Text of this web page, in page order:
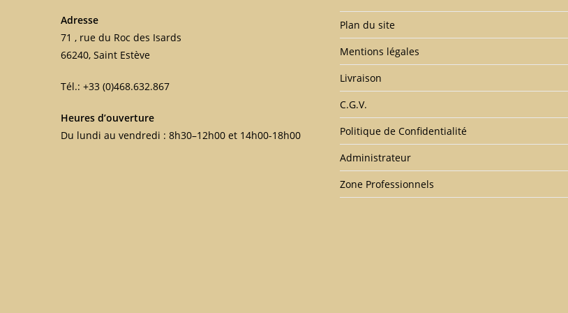
Adresse
71 , rue du Roc des Isards
66240, Saint Estève
Tél.: +33 (0)468.632.867
Heures d’ouverture
Du lundi au vendredi : 8h30–12h00 et 14h00-18h00
Plan du site
Mentions légales
Livraison
C.G.V.
Politique de Confidentialité
Administrateur
Zone Professionnels